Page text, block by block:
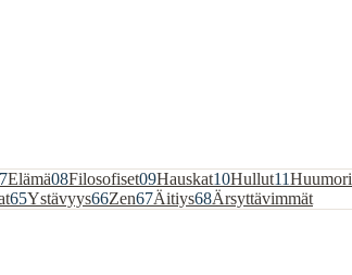
Elämä08Filosofiset09Hauskat10Hullut11Huumori
65Ystävyys66Zen67Äitiys68Ärsyttävimmät